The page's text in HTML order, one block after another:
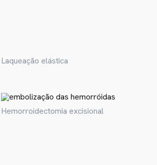
Laqueação elástica
Hemorroidectomia excisional